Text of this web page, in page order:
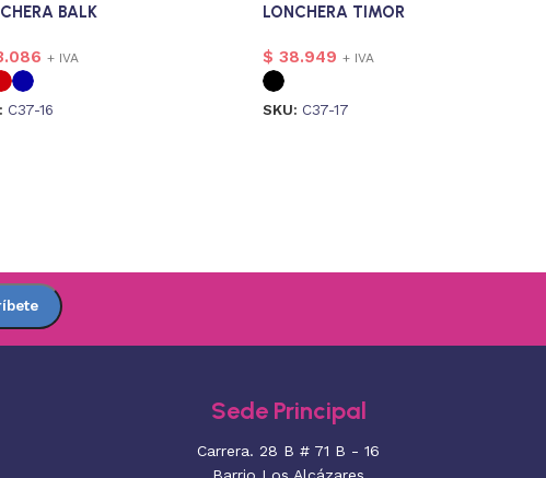
BALK
+ IVA
C37-16
LONCHERA TIMOR
$ 38.949 + IVA
SKU: C37-17
Sede Principal
Carrera. 28 B # 71 B - 16